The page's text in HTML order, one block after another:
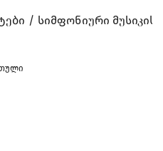
სიმფონიური მუსიკის